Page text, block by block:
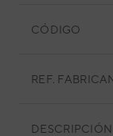
CÓDIGO
REF.
DESCRIPCIÓN